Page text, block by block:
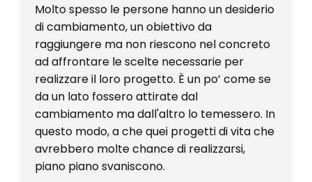
Molto spesso le persone hanno un desiderio
di cambiamento, un obiettivo da
raggiungere ma non riescono nel concreto
ad affrontare le scelte necessarie per
realizzare il loro progetto. È un po’ come se
da un lato fossero attirate dal
cambiamento ma dall'altro lo temessero. In
questo modo, a che quei progetti di vita che
avrebbero molte chance di realizzarsi,
piano piano svaniscono.